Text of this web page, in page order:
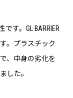
す。GL BARRIER
。プラスチック
、中身の劣化を
した。